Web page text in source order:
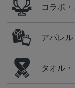
コラボ
アパレ
タオル